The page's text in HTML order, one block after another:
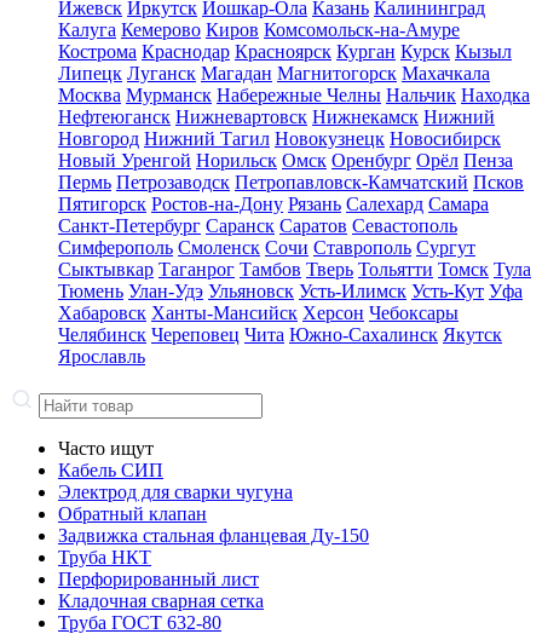
Ижевск Иркутск Йошкар-Ола Казань Калининград
Калуга Кемерово Киров Комсомольск-на-Амуре
Кострома Краснодар Красноярск Курган Курск Кызыл
Липецк Луганск Магадан Магнитогорск Махачкала
Москва Мурманск Набережные Челны Нальчик Находка
Нефтеюганск Нижневартовск Нижнекамск Нижний
Новгород Нижний Тагил Новокузнецк Новосибирск
Новый Уренгой Норильск Омск Оренбург Орёл Пенза
Пермь Петрозаводск Петропавловск-Камчатский Псков
Пятигорск Ростов-на-Дону Рязань Салехард Самара
Санкт-Петербург Саранск Саратов Севастополь
Симферополь Смоленск Сочи Ставрополь Сургут
Сыктывкар Таганрог Тамбов Тверь Тольятти Томск Тула
Тюмень Улан-Удэ Ульяновск Усть-Илимск Усть-Кут Уфа
Хабаровск Ханты-Мансийск Херсон Чебоксары
Челябинск Череповец Чита Южно-Сахалинск Якутск
Ярославль
Часто ищут
Кабель СИП
Электрод для сварки чугуна
Обратный клапан
Задвижка стальная фланцевая Ду-150
Труба НКТ
Перфорированный лист
Кладочная сварная сетка
Труба ГОСТ 632-80